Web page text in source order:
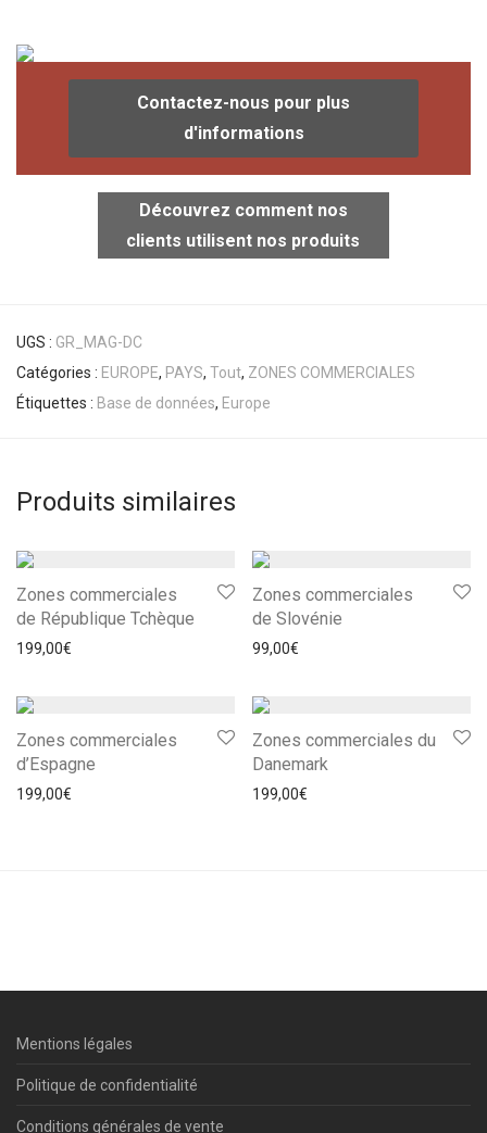
Contactez-nous pour plus
d'informations
Découvrez comment nos
clients utilisent nos produits
UGS : GR_MAG-DC
Catégories : EUROPE, PAYS, Tout, ZONES COMMERCIALES
Étiquettes : Base de données, Europe
Produits similaires
Zones commerciales
de République Tchèque
199,00€
Zones commerciales
de Slovénie
99,00€
Zones commerciales
d’Espagne
199,00€
Zones commerciales du
Danemark
199,00€
Mentions légales
Politique de confidentialité
Conditions générales de vente